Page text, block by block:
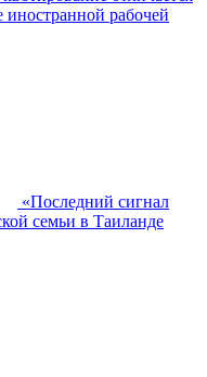
иностранной рабочей
«Последний сигнал
семьи в Таиланде